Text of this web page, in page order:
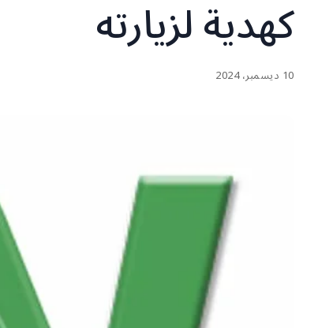
كهدية لزيارته
10 ديسمبر، 2024